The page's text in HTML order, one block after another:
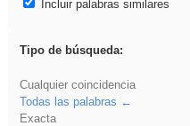
Incluir palabras similares
Tipo de búsqueda:
Cualquier coincidencia
Todas las palabras
Exacta